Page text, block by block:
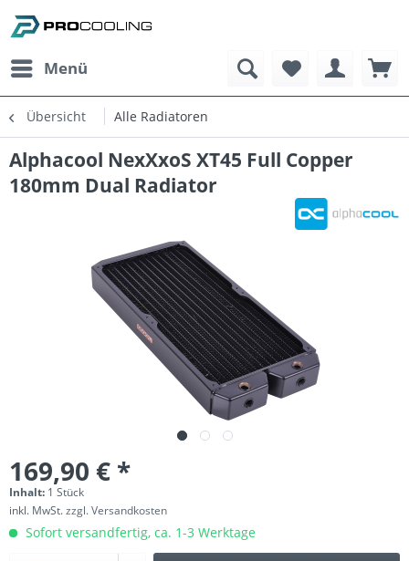
Menü
Übersicht Alle Radiatoren
Alphacool NexXxoS XT45 Full Copper
180mm Dual Radiator
169,90 € *
Inhalt: 1 Stück
inkl. MwSt.zzgl. Versandkosten
Sofort versandfertig, ca. 1-3 Werktage